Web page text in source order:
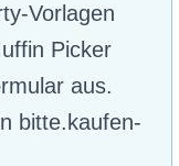
Vorlagen
Picker
aus.
bitte.kaufen-